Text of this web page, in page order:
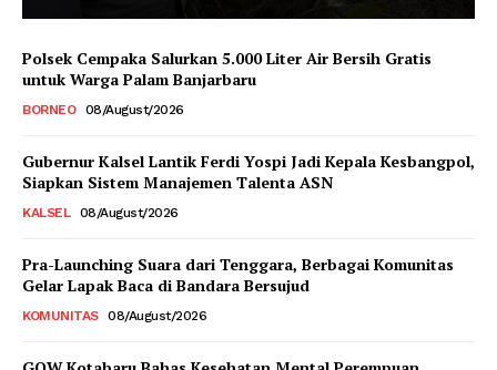
Polsek Cempaka Salurkan 5.000 Liter Air Bersih Gratis
untuk Warga Palam Banjarbaru
BORNEO 08/August/2026
Gubernur Kalsel Lantik Ferdi Yospi Jadi Kepala Kesbangpol,
Siapkan Sistem Manajemen Talenta ASN
KALSEL 08/August/2026
Pra-Launching Suara dari Tenggara, Berbagai Komunitas
Gelar Lapak Baca di Bandara Bersujud
KOMUNITAS 08/August/2026